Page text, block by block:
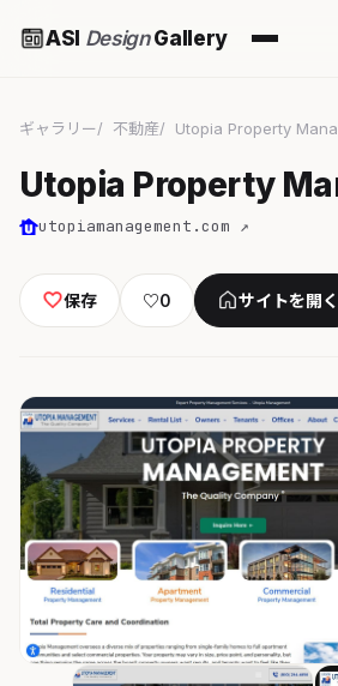
ASI DesignGallery
ギャラリー 不動産 Utopia Property
Utopia Property
utopiamanagement.com ↗
保存 ♡0 サイトを開く